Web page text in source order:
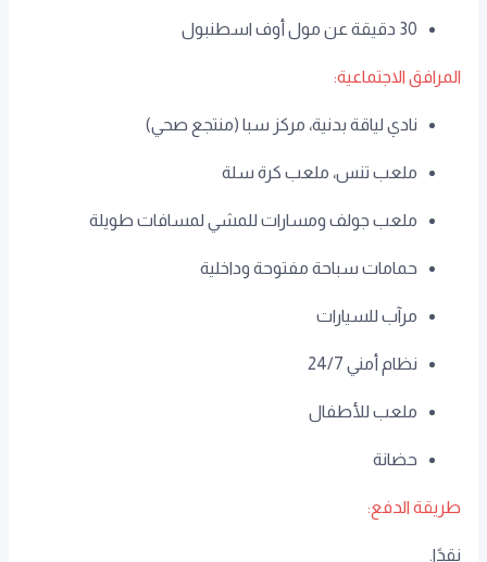
30 دقيقة عن مول أوف اسطنبول
المرافق الاجتماعية:
نادي لياقة بدنية، مركز سبا (منتجع صحي)
ملعب تنس، ملعب كرة سلة
ملعب جولف ومسارات للمشي لمسافات طويلة
حمامات سباحة مفتوحة وداخلية
مرآب للسيارات
نظام أمني 24/7
ملعب للأطفال
حضانة
طريقة الدفع:
نقدًا.